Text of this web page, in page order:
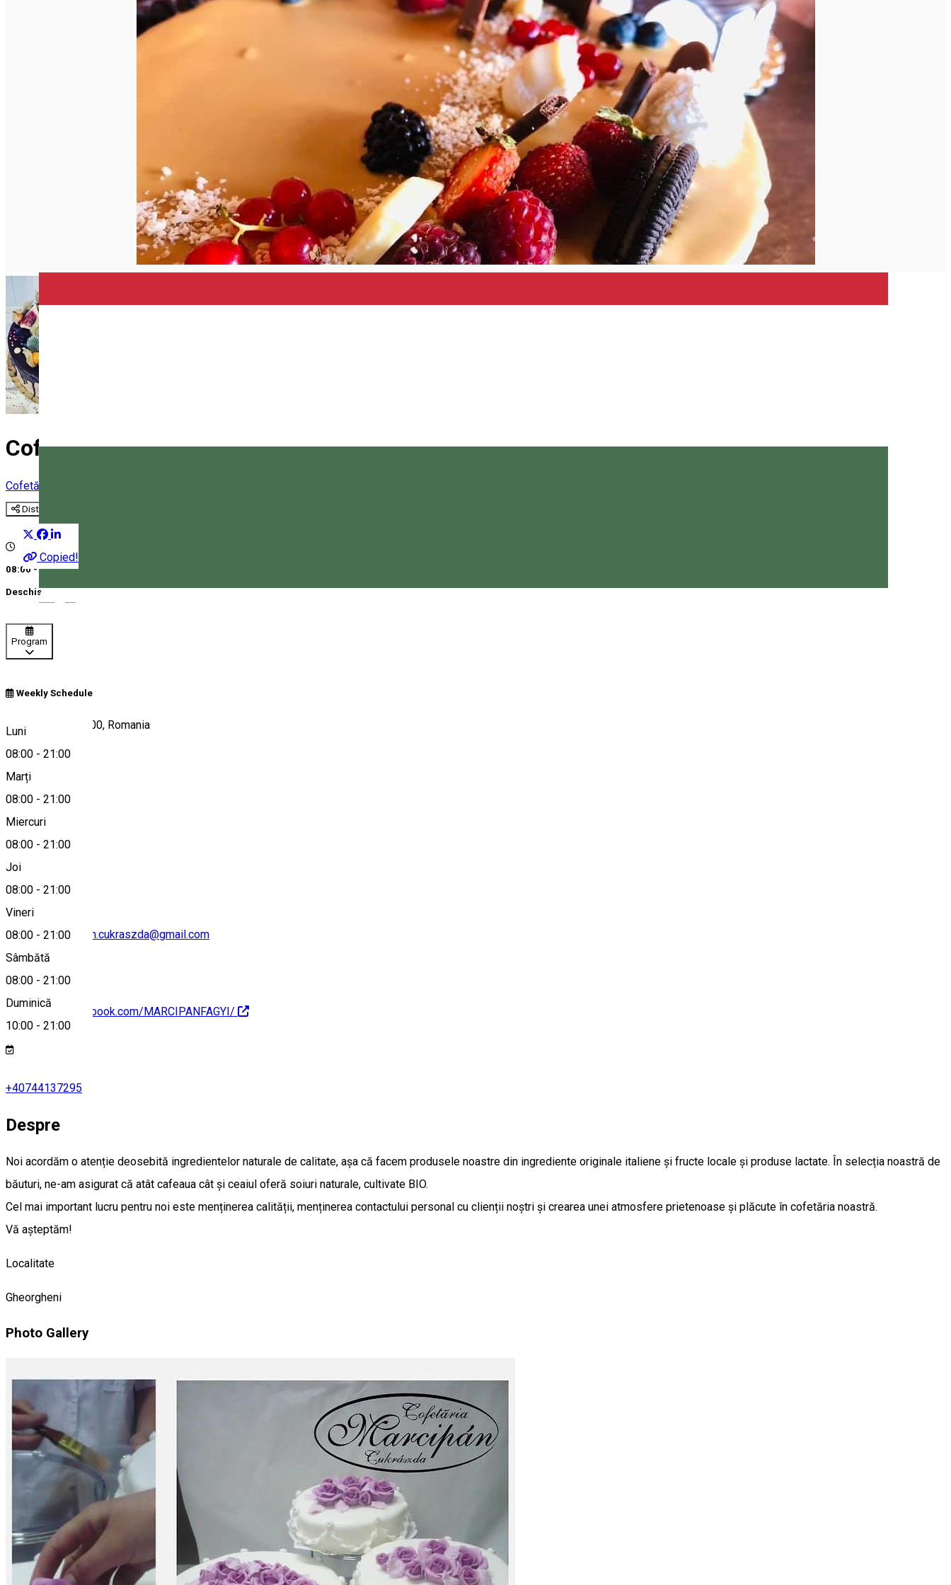
Magyar
Închirieri de biciclete
Cofetăria Marcipán
Cofetărie
Distribuie
Copied!
08:00 - 21:00
Deschis
Program
Weekly Schedule
Luni
08:00 - 21:00
Marți
08:00 - 21:00
Miercuri
08:00 - 21:00
Joi
08:00 - 21:00
Vineri
08:00 - 21:00
Sâmbătă
08:00 - 21:00
Duminică
10:00 - 21:00
Gheorgheni 535500, Romania
Hartă
cofetaria.marcipan.cukraszda@gmail.com
https://www.facebook.com/MARCIPANFAGYI/
+40744137295
Despre
Noi acordăm o atenție deosebită ingredientelor naturale de calitate, așa că facem produsele noastre din ingrediente originale italiene și fructe locale și produse lactate. În selecția noastră de
băuturi, ne-am asigurat că atât cafeaua cât și ceaiul oferă soiuri naturale, cultivate BIO.
Cel mai important lucru pentru noi este menținerea calității, menținerea contactului personal cu clienții noștri și crearea unei atmosfere prietenoase și plăcute în cofetăria noastră.
Vă așteptăm!
Localitate
Gheorgheni
Photo Gallery